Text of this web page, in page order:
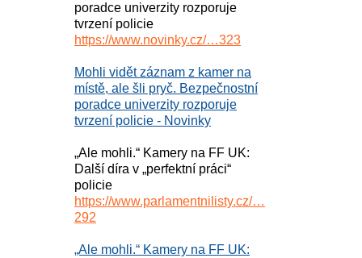
poradce univerzity rozporuje
tvrzení policie
https://www.novinky.cz/…323
Mohli vidět záznam z kamer na
místě, ale šli pryč. Bezpečnostní
poradce univerzity rozporuje
tvrzení policie - Novinky
„Ale mohli.“ Kamery na FF UK:
Další díra v „perfektní práci“
policie
https://www.parlamentnilisty.cz/…
292
„Ale mohli.“ Kamery na FF UK: